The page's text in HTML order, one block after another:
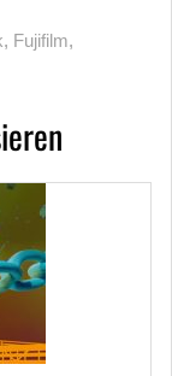
, Fujifilm,